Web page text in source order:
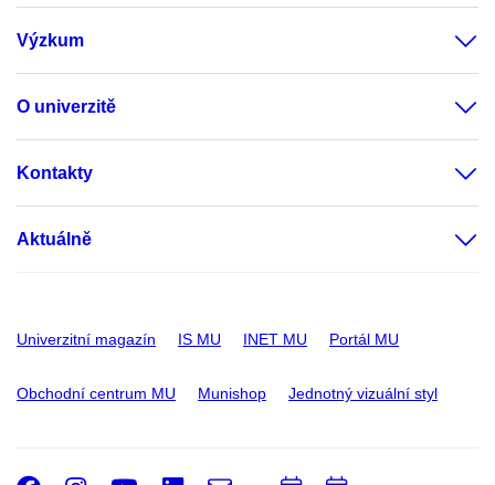
Výzkum
O univerzitě
Kontakty
Aktuálně
Univerzitní magazín IS MU INET MU Portál MU
Obchodní centrum MU Munishop Jednotný vizuální styl